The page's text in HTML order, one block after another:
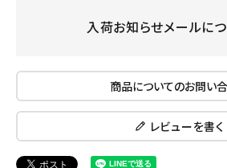
入荷お知らせメールに
商品についてのお問い
レビューを書く